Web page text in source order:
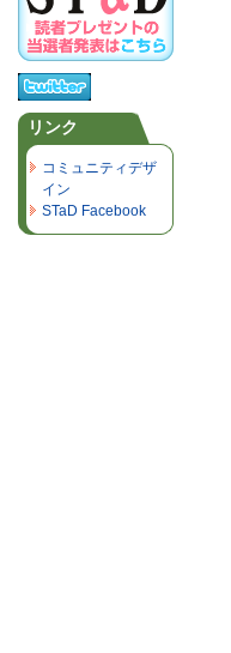
リンク
コミュニティデザ
イン
STaD Facebook